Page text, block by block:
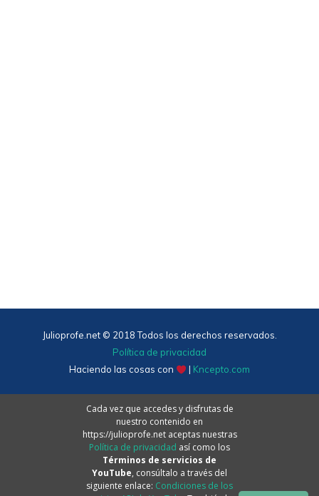
Julioprofe.net © 2018 Todos los derechos reservados.
Política de privacidad
Haciendo las cosas con
| Kncepto.com
Cada vez que accedes y disfrutas de
nuestro contenido en
https://julioprofe.net aceptas nuestras
Política de privacidad así como los
Términos de servicios de
YouTube, consúltalo a través del
siguiente enlace: Condiciones de los